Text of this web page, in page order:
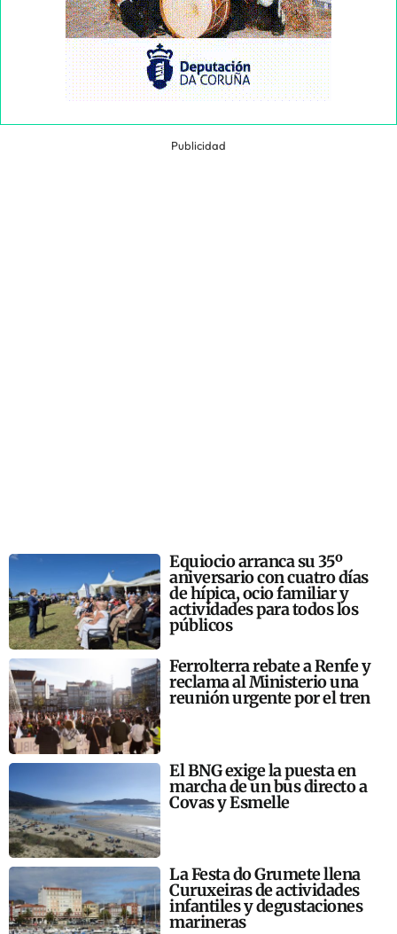
Publicidad
Equiocio arranca su 35º
aniversario con cuatro días
de hípica, ocio familiar y
actividades para todos los
públicos
Ferrolterra rebate a Renfe y
reclama al Ministerio una
reunión urgente por el tren
El BNG exige la puesta en
marcha de un bus directo a
Covas y Esmelle
La Festa do Grumete llena
Curuxeiras de actividades
infantiles y degustaciones
marineras